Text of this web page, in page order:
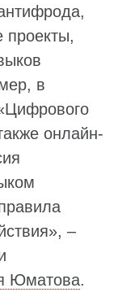
проекты,
в
онлайн-
–
Юматова.